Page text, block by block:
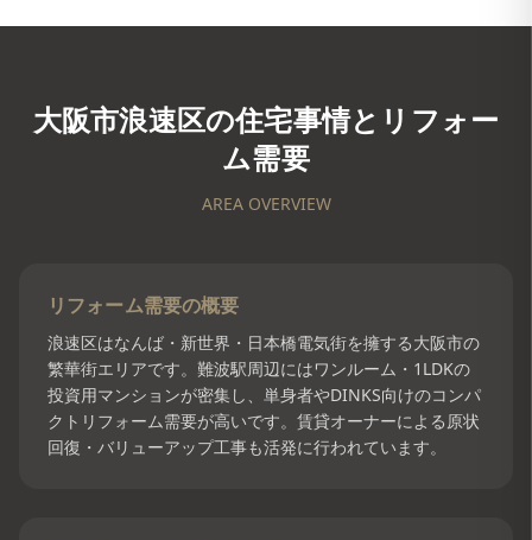
大阪市浪速区の住宅事情とリフォー
ム需要
AREA OVERVIEW
リフォーム需要の概要
浪速区はなんば・新世界・日本橋電気街を擁する大阪市の
繁華街エリアです。難波駅周辺にはワンルーム・1LDKの
投資用マンションが密集し、単身者やDINKS向けのコンパ
クトリフォーム需要が高いです。賃貸オーナーによる原状
回復・バリューアップ工事も活発に行われています。